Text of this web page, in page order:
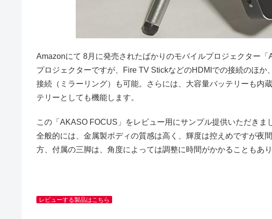
Amazonにて 8月に発売されたばかりのモバイルプロジェクター
プロジェクターですが、Fire TV StickなどのHDMIでの接続のほ
接続（ミラーリング）も可能。さらには、大容量バッテリーも内
テリーとしても機能します。
この「AKASO FOCUS」をレビュー用にサンプル提供いただきま
全般的には、金属製ボディの質感は高く、輝度は控えめですが夜
方、付属の三脚は、角度によっては調整に時間がかかることもあり
レビューする製品はこちら